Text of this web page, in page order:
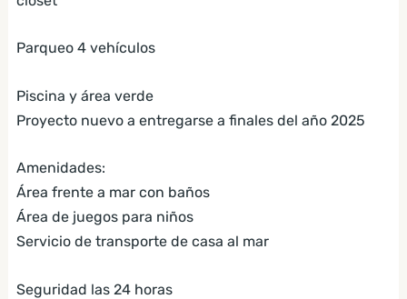
Parqueo 4 vehículos
Piscina y área verde
Proyecto nuevo a entregarse a finales del año 2025
Amenidades:
Área frente a mar con baños
Área de juegos para niños
Servicio de transporte de casa al mar
Seguridad las 24 horas